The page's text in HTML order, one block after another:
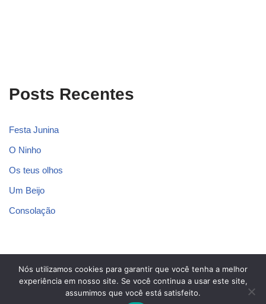
Posts Recentes
Festa Junina
O Ninho
Os teus olhos
Um Beijo
Consolação
Blog dos Poetas
Sobre Nós
Nós utilizamos cookies para garantir que você tenha a melhor
experiência em nosso site. Se você continua a usar este site,
assumimos que você está satisfeito.